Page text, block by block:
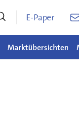
E-Paper
Marktübersichten